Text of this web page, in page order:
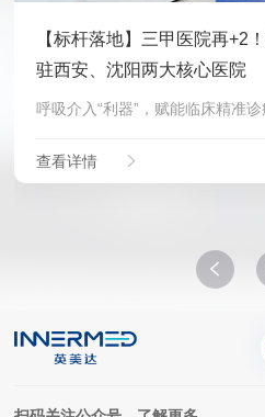
【标杆落地】三甲医院再+2
驻西安、沈阳两大核心医院
呼吸介入“利器”，赋能临床精准诊
查看详情